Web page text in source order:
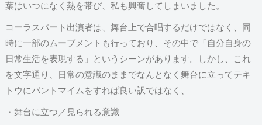
葉はいつになく熱を帯び、私も興奮してしまいました。
コーラスパート出演者は、舞台上で合唱するだけではなく、同
時に一部のムーブメントも行っており、その中で「自分自身の
日常生活を表現する」というシーンがあります。しかし、これ
を文字通り、日常の意識のままでなんとなく舞台に立ってテキ
トウにパントマイムをすれば良い訳ではなく、
・舞台に立つ／見られる意識